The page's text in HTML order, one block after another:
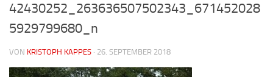
42430252_263636507502343_671452028
5929799680_n
VON KRISTOPH KAPPES · 26. SEPTEMBER 2018